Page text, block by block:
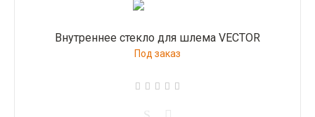
Внутреннее стекло для шлема VECTOR
Под заказ